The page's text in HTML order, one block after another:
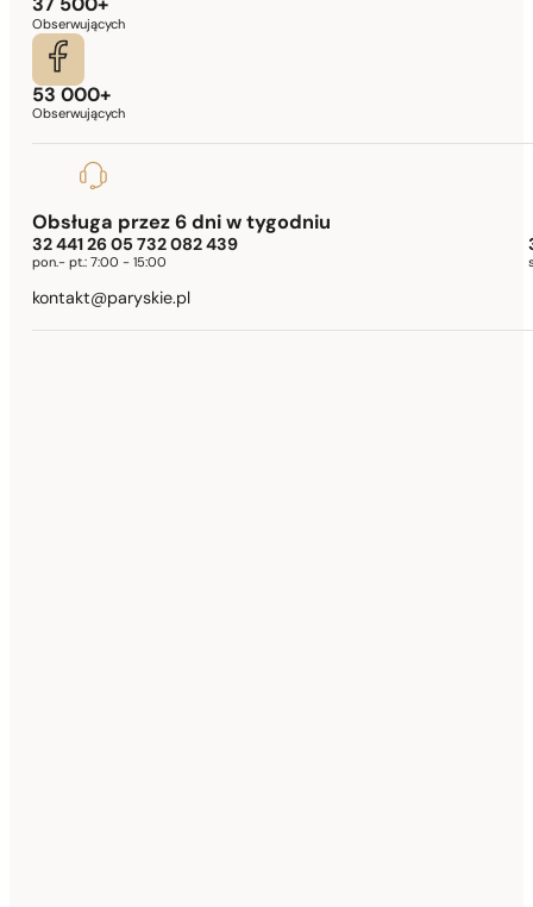
37 500+
Obserwujących
53 000+
Obserwujących
Obsługa przez 6 dni w tygodniu
32 441 26 05 732 082 439
pon.- pt.: 7:00 - 15:00
kontakt@paryskie.pl